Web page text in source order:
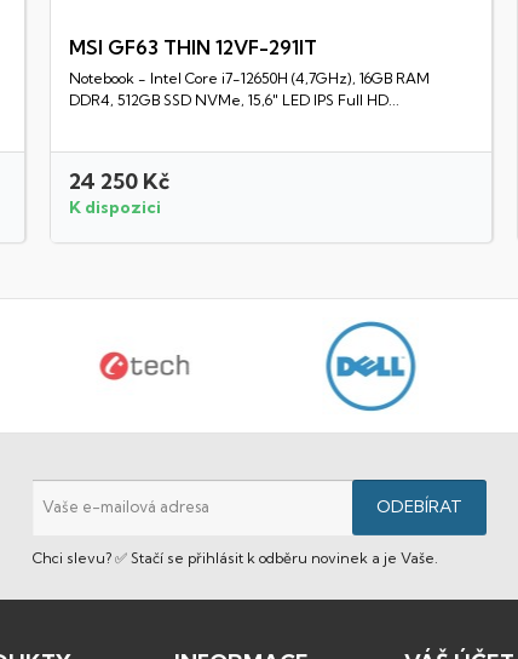
Rychlý náhled
MSI GF63 THIN 12VF-291IT
Notebook - Intel Core i7-12650H (4,7GHz), 16GB RAM
DDR4, 512GB SSD NVMe, 15,6" LED IPS Full HD...
24 250 Kč
K dispozici
Chci slevu? ✅ Stačí se přihlásit k odběru novinek a je Vaše.